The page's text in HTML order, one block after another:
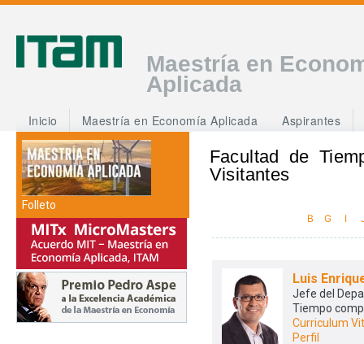
Maestría en
Aplicada
Inicio Maestría en Economía Aplicada Aspirantes
Facultad de
Visitantes
B G I
Luis
Jefe del
Tiempo
Curriculum
Perfil
Folleto